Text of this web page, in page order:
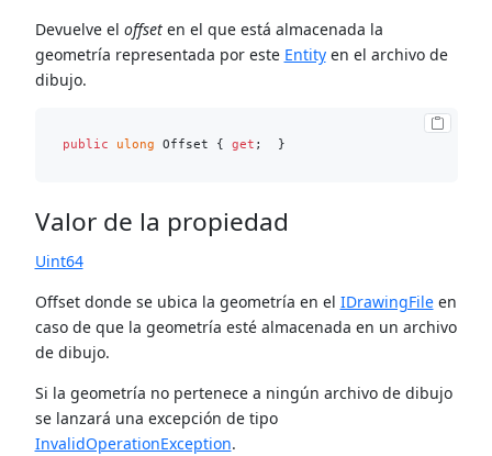
Devuelve el offseten el que está almacenada la
geometría representada por este Entityen el archivo de
dibujo.
public ulong Offset { get
Valor de la propiedad
Uint64
‌Offset donde se ubica la geometría en el IDrawingFileen
caso de que la geometría esté almacenada en un archivo
de dibujo.
Si la geometría no pertenece a ningún archivo de dibujo
se lanzará una excepción de tipo
InvalidOperationException.